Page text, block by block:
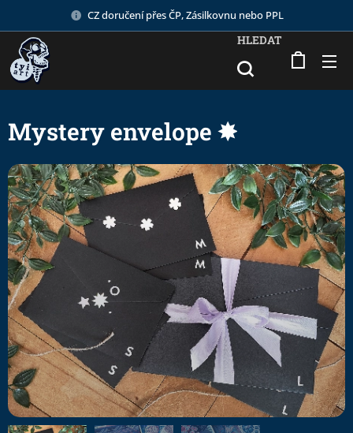
CZ doručení přes ČP, Zásilkovnu nebo PPL
HLEDAT
Mystery envelope ✸